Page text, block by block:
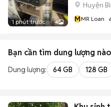
1 phút trước 4
Huyện
MMR Loan
Bạn cần tìm dung lượng
Dung lượng: 64 GB 128 GB